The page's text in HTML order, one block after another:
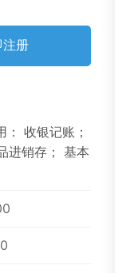
注册
收银记账；
进销存； 基本